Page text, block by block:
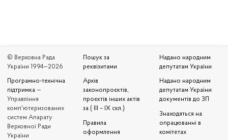
© Верховна Рада
України 1994—2026
Програмно-технічна
підтримка —
Управління
комп'ютеризованих
систем Апарату
Верховної Ради
України
Пошук за
реквізитами
Архів
законопроєктів,
проєктів інших актів
за ( III – IX скл.)
Правила
оформлення
Надано народним
депутатам України
Надано народним
депутатам України
документів до ЗП
Знаходяться на
опрацюванні в
комітетах